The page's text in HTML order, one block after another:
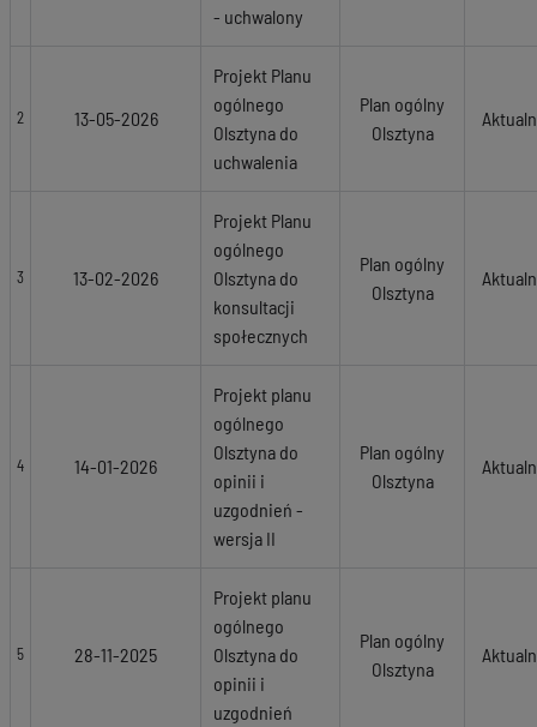
- uchwalony
2 13-05-2026
Projekt Planu
ogólnego
Olsztyna do
uchwalenia
Plan ogólny
Olsztyna
3 13-02-2026
Projekt Planu
ogólnego
Olsztyna do
konsultacji
społecznych
Plan ogólny
Olsztyna
4 14-01-2026
Projekt planu
ogólnego
Olsztyna do
opinii i
uzgodnień -
wersja II
Plan ogólny
Olsztyna
5 28-11-2025
Projekt planu
ogólnego
Olsztyna do
opinii i
uzgodnień
Plan ogólny
Olsztyna